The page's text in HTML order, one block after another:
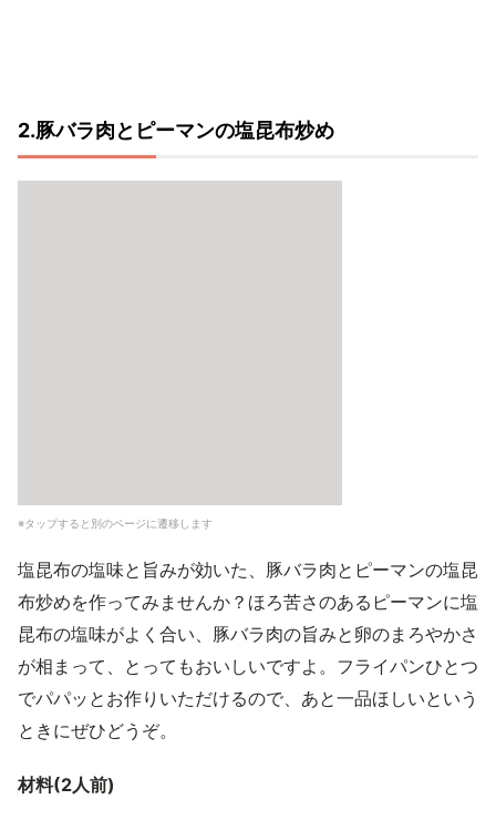
2.豚バラ肉とピーマンの塩昆布炒め
※タップすると別のページに遷移します
塩昆布の塩味と旨みが効いた、豚バラ肉とピーマンの塩昆
布炒めを作ってみませんか？ほろ苦さのあるピーマンに塩
昆布の塩味がよく合い、豚バラ肉の旨みと卵のまろやかさ
が相まって、とってもおいしいですよ。フライパンひとつ
でパパッとお作りいただけるので、あと一品ほしいという
ときにぜひどうぞ。
材料(2人前)